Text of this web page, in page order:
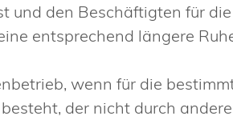
und den Beschäftigten für
entsprechend längere
wenn für die
der nicht durch